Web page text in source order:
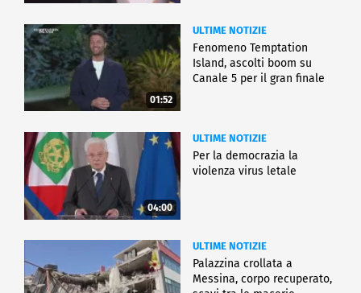
01:52
ULTIME NOTIZIE
Fenomeno Temptation
Island, ascolti boom su
Canale 5 per il gran finale
04:00
ULTIME NOTIZIE
Per la democrazia la
violenza virus letale
ULTIME NOTIZIE
Palazzina crollata a
Messina, corpo recuperato,